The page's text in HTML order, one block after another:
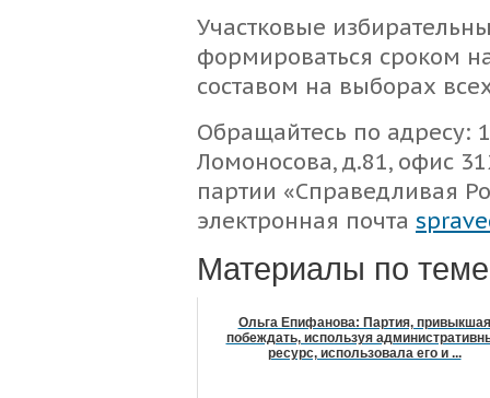
Участковые
формироваться сроком
составом на выборах
Обращайтесь по адресу:
Ломоносова, д.81, офис
партии «Справедливая
электронная почта
Материалы по
Ольга Епифанова: Партия, привыкшая
побеждать, используя
ресурс, использовала его и ...